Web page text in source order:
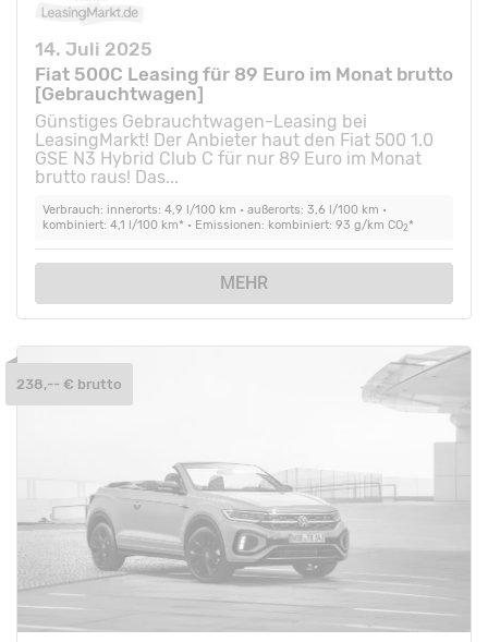
14. Juli 2025
Fiat 500C Leasing für 89 Euro im Monat brutto
[Gebrauchtwagen]
Günstiges Gebrauchtwagen-Leasing bei
LeasingMarkt! Der Anbieter haut den Fiat 500 1.0
GSE N3 Hybrid Club C für nur 89 Euro im Monat
brutto raus! Das...
Verbrauch: innerorts: 4,9 l/100 km • außerorts: 3,6 l/100 km •
kombiniert: 4,1 l/100 km* • Emissionen: kombiniert: 93 g/km CO2*
MEHR
238,-- € brutto